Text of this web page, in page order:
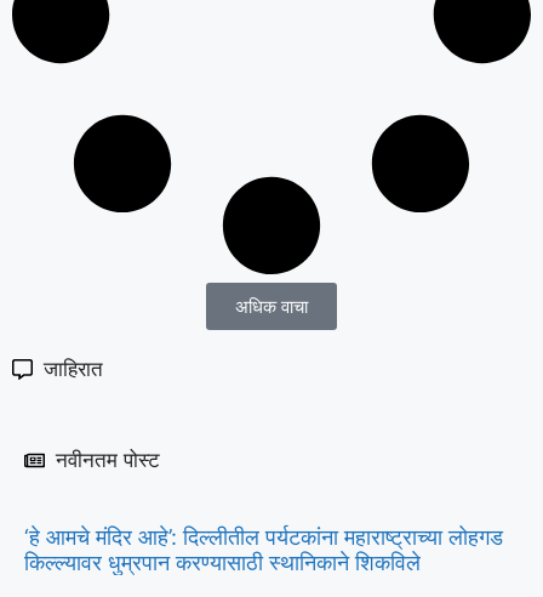
अधिक वाचा
जाहिरात
नवीनतम पोस्ट
‘हे आमचे मंदिर आहे’: दिल्लीतील पर्यटकांना महाराष्ट्राच्या लोहगड
किल्ल्यावर धुम्रपान करण्यासाठी स्थानिकाने शिकविले